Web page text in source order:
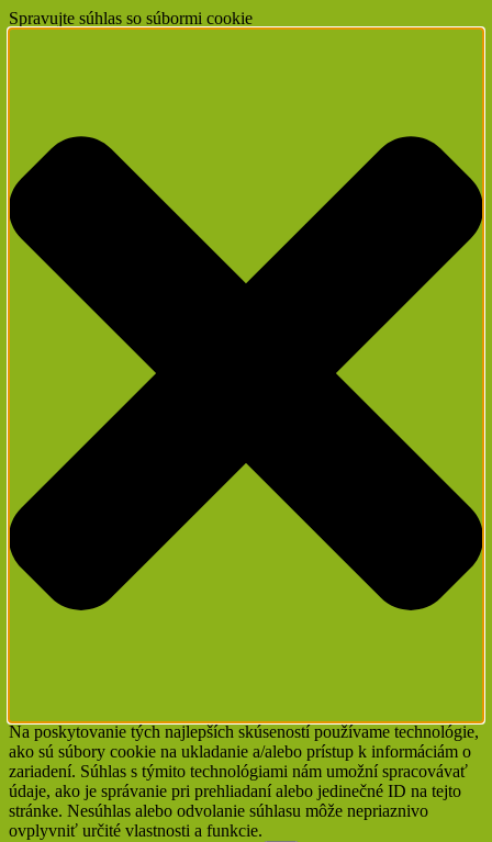
Spravujte súhlas so súbormi cookie
Na poskytovanie tých najlepších skúseností používame technológie,
ako sú súbory cookie na ukladanie a/alebo prístup k informáciám o
zariadení. Súhlas s týmito technológiami nám umožní spracovávať
údaje, ako je správanie pri prehliadaní alebo jedinečné ID na tejto
stránke. Nesúhlas alebo odvolanie súhlasu môže nepriaznivo
ovplyvniť určité vlastnosti a funkcie.